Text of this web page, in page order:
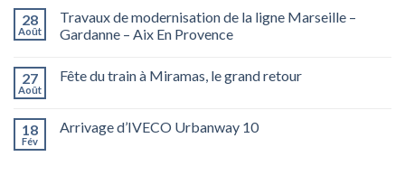
28
Août
Travaux de modernisation de la ligne Marseille –
Gardanne – Aix En Provence
27
Août
Fête du train à Miramas, le grand retour
18
Fév
Arrivage d’IVECO Urbanway 10